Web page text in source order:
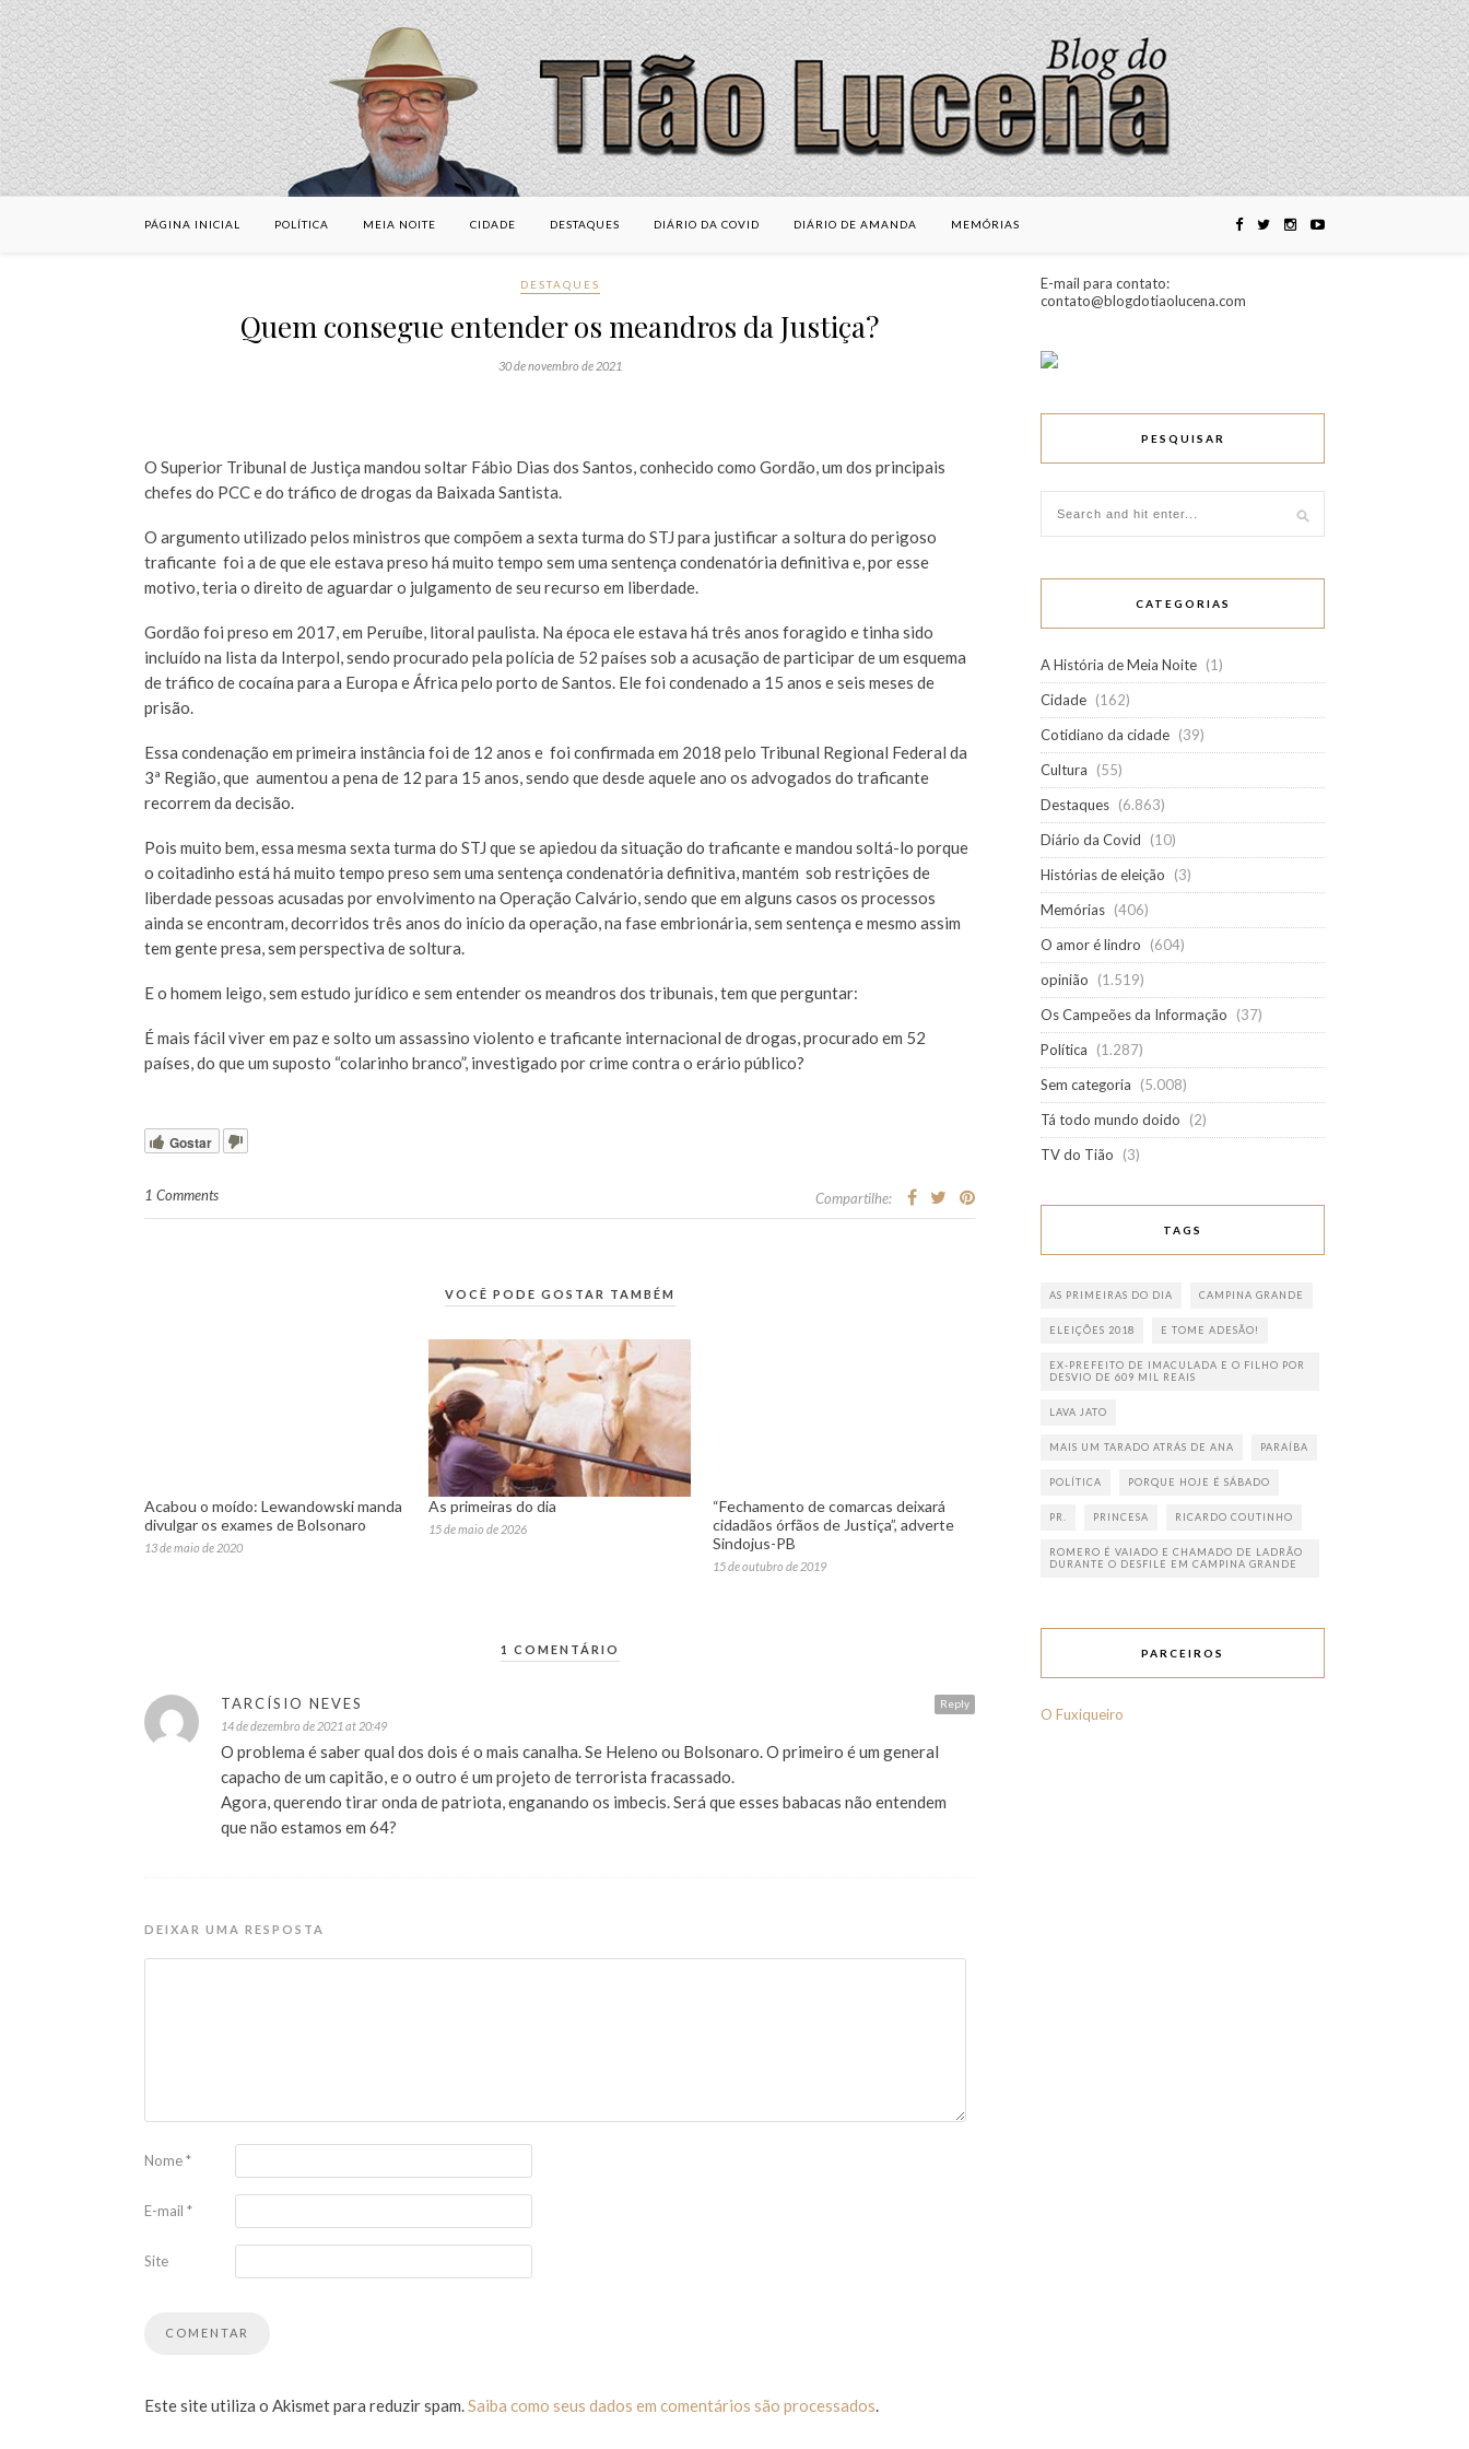
PÁGINA INICIAL POLÍTICA MEIA NOITE CIDADE DESTAQUES DIÁRIO DA COVID DIÁRIO DE AMANDA MEMÓRIAS
DESTAQUES
Quem consegue entender os meandros da Justiça?
30 de novembro de 2021
O Superior Tribunal de Justiça mandou soltar Fábio Dias dos Santos, conhecido como Gordão, um dos principais
chefes do PCC e do tráfico de drogas da Baixada Santista.
O argumento utilizado pelos ministros que compõem a sexta turma do STJ para justificar a soltura do perigoso
traficante foi a de que ele estava preso há muito tempo sem uma sentença condenatória definitiva e, por esse
motivo, teria o direito de aguardar o julgamento de seu recurso em liberdade.
Gordão foi preso em 2017, em Peruíbe, litoral paulista. Na época ele estava há três anos foragido e tinha sido
incluído na lista da Interpol, sendo procurado pela polícia de 52 países sob a acusação de participar de um esquema
de tráfico de cocaína para a Europa e África pelo porto de Santos. Ele foi condenado a 15 anos e seis meses de
prisão.
Essa condenação em primeira instância foi de 12 anos e foi confirmada em 2018 pelo Tribunal Regional Federal da
3ª Região, que aumentou a pena de 12 para 15 anos, sendo que desde aquele ano os advogados do traficante
recorrem da decisão.
Pois muito bem, essa mesma sexta turma do STJ que se apiedou da situação do traficante e mandou soltá-lo porque
o coitadinho está há muito tempo preso sem uma sentença condenatória definitiva, mantém sob restrições de
liberdade pessoas acusadas por envolvimento na Operação Calvário, sendo que em alguns casos os processos
ainda se encontram, decorridos três anos do início da operação, na fase embrionária, sem sentença e mesmo assim
tem gente presa, sem perspectiva de soltura.
E o homem leigo, sem estudo jurídico e sem entender os meandros dos tribunais, tem que perguntar:
É mais fácil viver em paz e solto um assassino violento e traficante internacional de drogas, procurado em 52
países, do que um suposto “colarinho branco”, investigado por crime contra o erário público?
Gostar
1 Comments Compartilhe:
VOCÊ PODE GOSTAR TAMBÉM
Acabou o moído: Lewandowski manda
divulgar os exames de Bolsonaro
13 de maio de 2020
As primeiras do dia
15 de maio de 2026
“Fechamento de comarcas deixará
cidadãos órfãos de Justiça”, adverte
Sindojus-PB
15 de outubro de 2019
1 COMENTÁRIO
Reply
TARCÍSIO NEVES
14 de dezembro de 2021 at 20:49
O problema é saber qual dos dois é o mais canalha. Se Heleno ou Bolsonaro. O primeiro é um general
capacho de um capitão, e o outro é um projeto de terrorista fracassado.
Agora, querendo tirar onda de patriota, enganando os imbecis. Será que esses babacas não entendem
que não estamos em 64?
DEIXAR UMA RESPOSTA
Nome*
E-mail *
Site
Este site utiliza o Akismet para reduzir spam.Saiba como seus dados em comentários são processados.
E-mail para contato:
contato@blogdotiaolucena.com
PESQUISAR
CATEGORIAS
A História de Meia Noite (1)
Cidade (162)
Cotidiano da cidade (39)
Cultura
(55)
Destaques (6.863)
Diário da Covid
(10)
Histórias de eleição
(3)
Memórias (406)
O amor é lindro
(604)
opinião
(1.519)
Os Campeões da Informação
(37)
Política
(1.287)
Sem categoria
(5.008)
Tá todo mundo doido
(2)
TV do Tião
(3)
TAGS
AS PRIMEIRAS DO DIA CAMPINA GRANDE
ELEIÇÕES 2018 E TOME ADESÃO!
EX-PREFEITO DE IMACULADA E O FILHO POR
DESVIO DE 609 MIL REAIS
LAVA JATO
MAIS UM TARADO ATRÁS DE ANA PARAÍBA
POLÍTICA PORQUE HOJE É SÁBADO
PR. PRINCESA RICARDO COUTINHO
ROMERO É VAIADO E CHAMADO DE LADRÃO
DURANTE O DESFILE EM CAMPINA GRANDE
PARCEIROS
O Fuxiqueiro